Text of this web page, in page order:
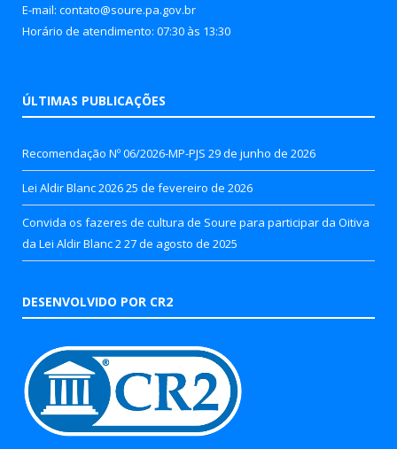
E-mail: contato@soure.pa.gov.br
Horário de atendimento: 07:30 às 13:30
ÚLTIMAS PUBLICAÇÕES
Recomendação Nº 06/2026-MP-PJS 29 de junho de 2026
Lei Aldir Blanc 202625 de fevereiro de 2026
Convida os fazeres de cultura de Soure para participar da Oitiva
da Lei Aldir Blanc 2 27 de agosto de 2025
DESENVOLVIDO POR CR2